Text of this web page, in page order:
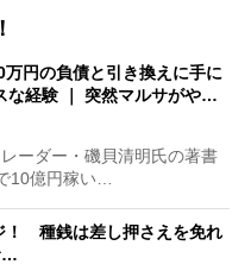
万円の負債と引き換えに手に
な経験 ｜ 突然マルサがや…
ーダー・磯貝清明氏の著書
10億円稼い…
！ 種銭は差し押さえを免れ
…